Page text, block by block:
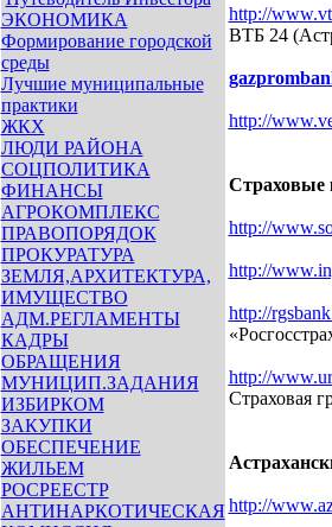
ЭКОНОМИКА
Формирование городской
среды
Лучшие муниципальные
практики
ЖКХ
ЛЮДИ РАЙОНА
СОЦПОЛИТИКА
ФИНАНСЫ
АГРОКОМПЛЕКС
ПРАВОПОРЯДОК
ПРОКУРАТУРА
ЗЕМЛЯ,АРХИТЕКТУРА,
ИМУЩЕСТВО
АДМ.РЕГЛАМЕНТЫ
КАДРЫ
ОБРАЩЕНИЯ
МУНИЦИП.ЗАДАНИЯ
ИЗБИРКОМ
ЗАКУПКИ
ОБЕСПЕЧЕНИЕ
ЖИЛЬЕМ
РОСРЕЕСТР
АНТИНАРКОТИЧЕСКАЯ
http://
ВТБ 24
http://
Страховые
http://
http://
http://
http://
Страховая
http://